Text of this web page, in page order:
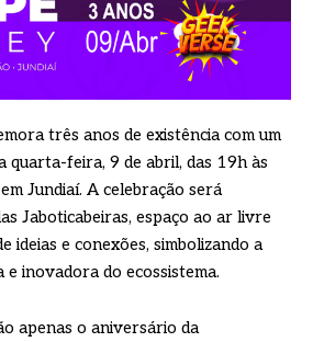
três anos de existência com um
quarta-feira, 9 de abril, das 19h às
Jundiaí. A celebração será
Jaboticabeiras, espaço ao ar livre
ideias e conexões, simbolizando a
e inovadora do ecossistema.
apenas o aniversário da